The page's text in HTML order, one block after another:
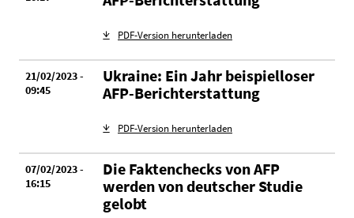
PDF-Version herunterladen
21/02/2023 -
09:45
Ukraine: Ein Jahr beispielloser
AFP-Berichterstattung
PDF-Version herunterladen
07/02/2023 -
16:15
Die Faktenchecks von AFP
werden von deutscher Studie
gelobt